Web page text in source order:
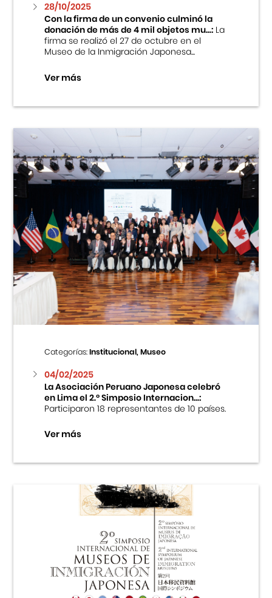
28/10/2025
Con la firma de un convenio culminó la
donación de más de 4 mil objetos mu...:La
firma se realizó el 27 de octubre en el
Museo de la Inmigración Japonesa...
Ver más
Categorías:Institucional, Museo
04/02/2025
La Asociación Peruano Japonesa celebró
en Lima el 2.º Simposio Internacion...:
Participaron 18 representantes de 10 países.
Ver más